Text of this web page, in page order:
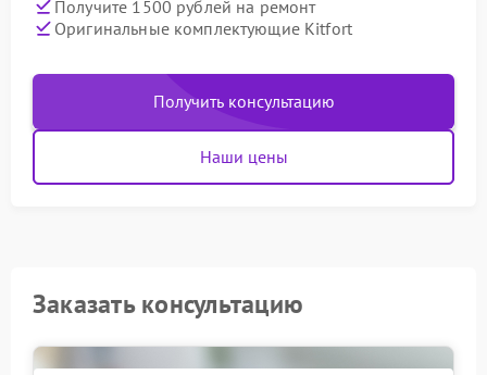
Получите 1500 рублей на ремонт
Оригинальные комплектующие Kitfort
Получить консультацию
Наши цены
Заказать консультацию